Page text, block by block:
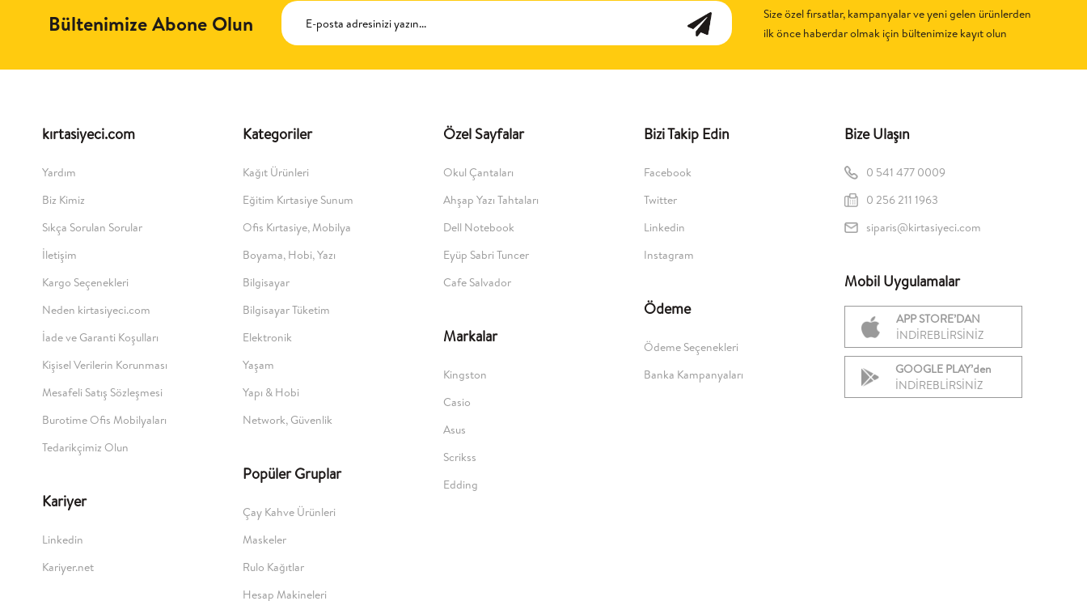
Bültenimize Abone Olun
Size özel fırsatlar, kampanyalar ve yeni gelen ürünlerden
ilk önce haberdar olmak için bültenimize kayıt olun
kırtasiyeci.com
Yardım
Biz Kimiz
Sıkça Sorulan Sorular
İletişim
Kargo Seçenekleri
Neden kirtasiyeci.com
İade ve Garanti Koşulları
Kişisel Verilerin Korunması
Mesafeli Satış Sözleşmesi
Burotime Ofis Mobilyaları
Tedarikçimiz Olun
Kariyer
Linkedin
Kariyer.net
Kategoriler
Kağıt Ürünleri
Eğitim Kırtasiye Sunum
Ofis Kırtasiye, Mobilya
Boyama, Hobi, Yazı
Bilgisayar
Bilgisayar Tüketim
Elektronik
Yaşam
Yapı & Hobi
Network, Güvenlik
Popüler Gruplar
Çay Kahve Ürünleri
Maskeler
Rulo Kağıtlar
Hesap Makineleri
Özel Sayfalar
Okul Çantaları
Ahşap Yazı Tahtaları
Dell Notebook
Eyüp Sabri Tuncer
Cafe Salvador
Markalar
Kingston
Casio
Asus
Scrikss
Edding
Bizi Takip Edin
Facebook
Twitter
Linkedin
Instagram
Ödeme
Ödeme Seçenekleri
Banka Kampanyaları
Bize Ulaşın
0 541 477 0009
0 256 211 1963
siparis@kirtasiyeci.com
Mobil Uygulamalar
APP STORE’DAN
İNDİREBLİRSİNİZ
GOOGLE PLAY’den
İNDİREBLİRSİNİZ